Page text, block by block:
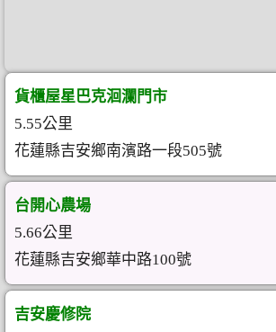
貨櫃屋星巴克洄瀾門市
5.55公里
花蓮縣吉安鄉南濱路一段505號
台開心農場
5.66公里
花蓮縣吉安鄉華中路100號
吉安慶修院